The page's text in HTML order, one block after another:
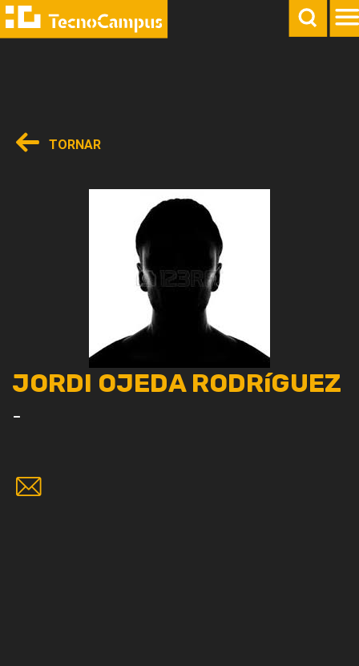
TORNAR
JORDI OJEDA RODRíGUEZ
-